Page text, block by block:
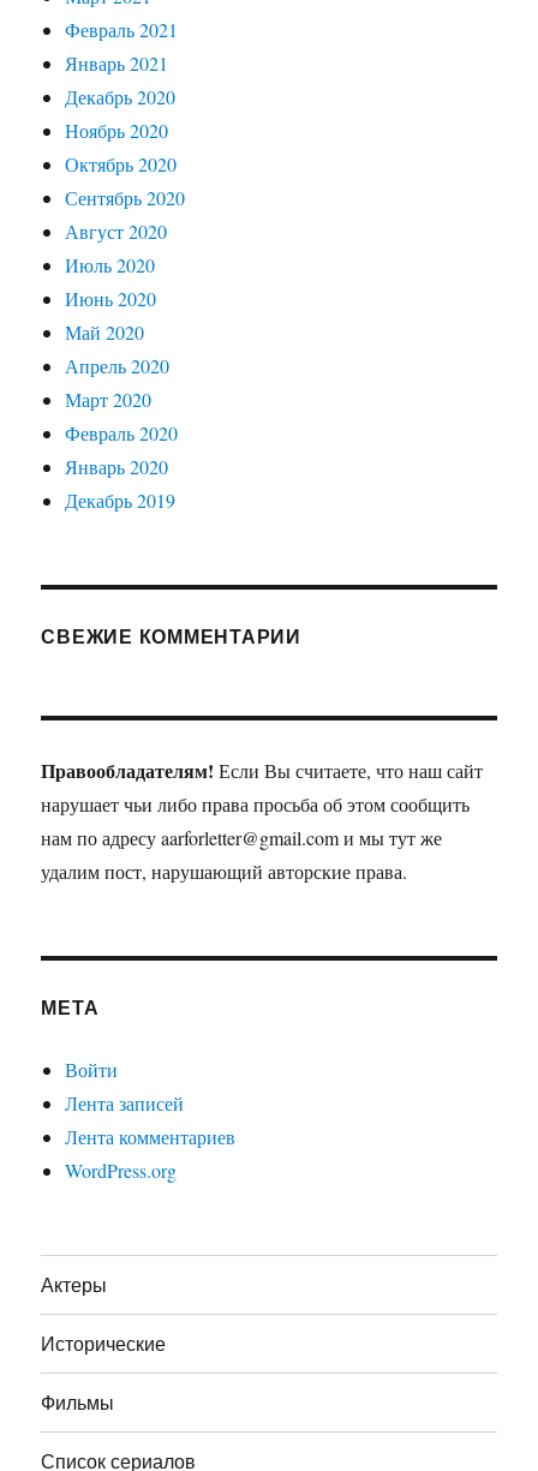
Февраль 2021
Январь 2021
Декабрь 2020
Ноябрь 2020
Октябрь 2020
Сентябрь 2020
Август 2020
Июль 2020
Июнь 2020
Май 2020
Апрель 2020
Март 2020
Февраль 2020
Январь 2020
Декабрь 2019
СВЕЖИЕ КОММЕНТАРИИ
Правообладателям! Если Вы считаете, что наш сайт
нарушает чьи либо права просьба об этом сообщить
нам по адресу aarforletter@gmail.com и мы тут же
удалим пост, нарушающий авторские права.
МЕТА
Войти
Лента записей
Лента комментариев
WordPress.org
Актеры
Исторические
Фильмы
Список сериалов